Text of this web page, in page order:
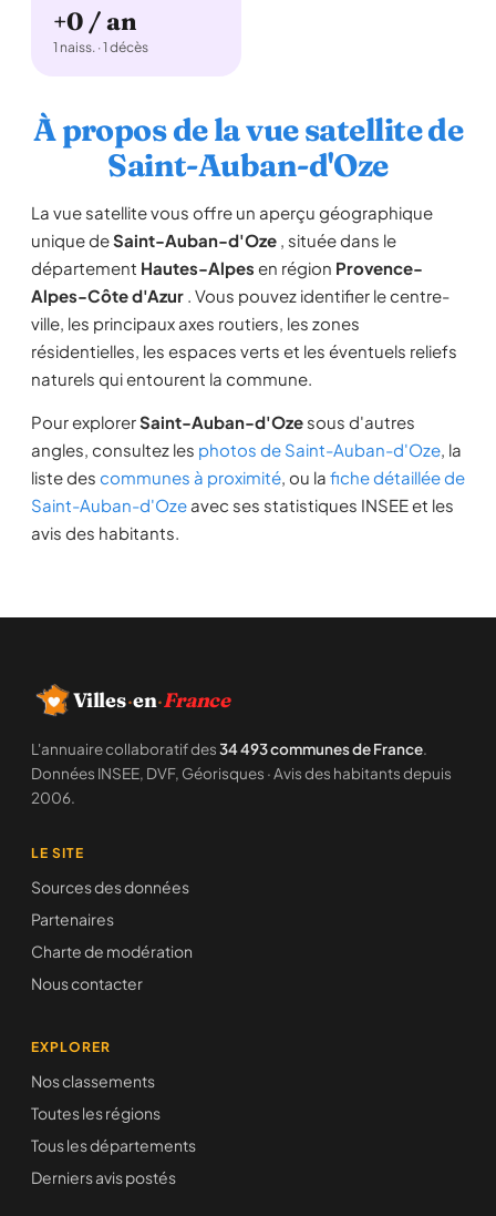
+0 / an
1 naiss. · 1 décès
À propos de la vue satellite de
Saint-Auban-d'Oze
La vue satellite vous offre un aperçu géographique
unique deSaint-Auban-d'Oze , située dans le
département Hautes-Alpes en région Provence-
Alpes-Côte d'Azur . Vous pouvez identifier le centre-
ville, les principaux axes routiers, les zones
résidentielles, les espaces verts et les éventuels reliefs
naturels qui entourent la commune.
Pour explorerSaint-Auban-d'Oze sous d'autres
angles, consultez les photos de Saint-Auban-d'Oze, la
liste des communes à proximité, ou la fiche détaillée de
Saint-Auban-d'Oze avec ses statistiques INSEE et les
avis des habitants.
Villes·en·France
L'annuaire collaboratif des34 493 communes de France.
Données INSEE, DVF, Géorisques · Avis des habitants depuis
2006.
LE SITE
Sources des données
Partenaires
Charte de modération
Nous contacter
EXPLORER
Nos classements
Toutes les régions
Tous les départements
Derniers avis postés